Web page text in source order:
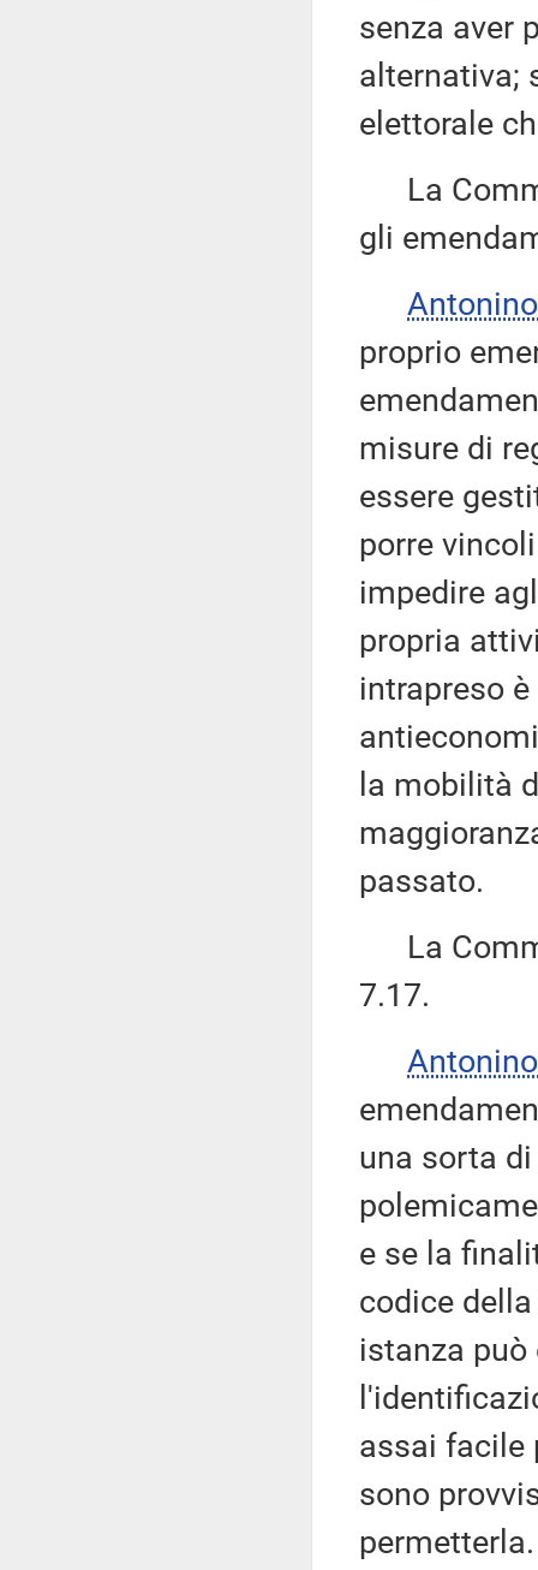
senza aver
alternativa;
elettorale
La
gli
proprio
misure di
essere
porre
impedire
propria
intrapreso
la mobilità
passato.
La
7.17.
una sorta
e se la
codice
istanza
assai facile
sono